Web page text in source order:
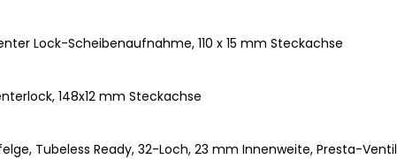
Lock-Scheibenaufnahme, 110 x 15 mm Steckachse
148x12 mm Steckachse
Tubeless Ready, 32-Loch, 23 mm Innenweite, Presta-Ventil